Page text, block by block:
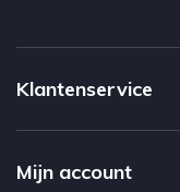
Klantenservice
Mijn account